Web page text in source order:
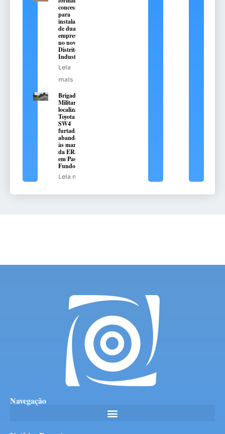
concessões
para
instalação
de duas
empresas
no novo
Distrito
Industrial
Leia
mais
Brigada
Militar
localiza
Toyota Hilux
SW4
furtada e
abandonada
às margens
da ERS-324,
em Passo
Fundo
Leia mais
Navegação